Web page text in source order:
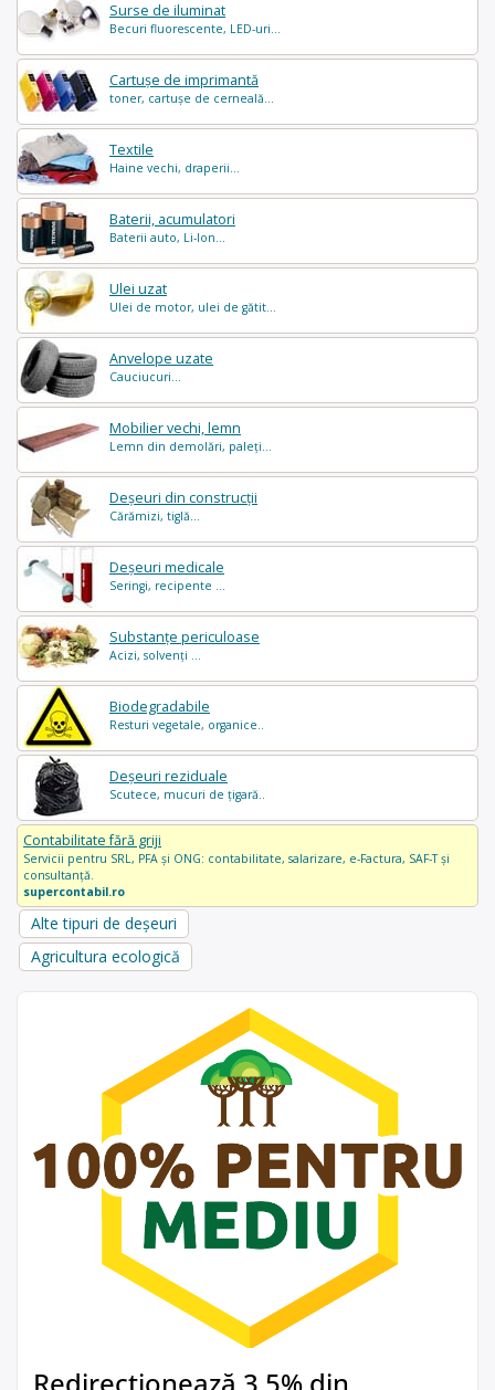
Surse de iluminat
Becuri fluorescente, LED-uri...
Cartușe de imprimantă
toner, cartușe de cerneală...
Textile
Haine vechi, draperii...
Baterii, acumulatori
Baterii auto, Li-Ion...
Ulei uzat
Ulei de motor, ulei de gătit...
Anvelope uzate
Cauciucuri...
Mobilier vechi, lemn
Lemn din demolări, paleți...
Deșeuri din construcții
Cărămizi, tiglă...
Deșeuri medicale
Seringi, recipente ...
Substanțe periculoase
Acizi, solvenți ...
Biodegradabile
Resturi vegetale, organice..
Deșeuri reziduale
Scutece, mucuri de țigară..
Contabilitate fără griji
Servicii pentru SRL, PFA și ONG: contabilitate, salarizare, e-Factura, SAF-T și
consultanță.
supercontabil.ro
Alte tipuri de deșeuri
Agricultura ecologică